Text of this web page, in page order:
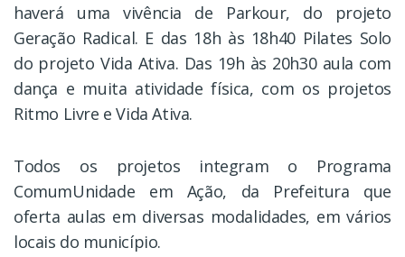
haverá uma vivência de Parkour, do projeto
Geração Radical. E das 18h às 18h40 Pilates Solo
do projeto Vida Ativa. Das 19h às 20h30 aula com
dança e muita atividade física, com os projetos
Ritmo Livre e Vida Ativa.
Todos os projetos integram o Programa
ComumUnidade em Ação, da Prefeitura que
oferta aulas em diversas modalidades, em vários
locais do município.